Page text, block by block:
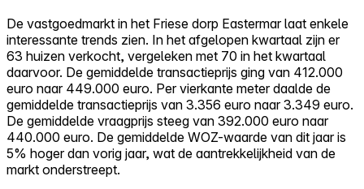
Alles-in-één
Reviews
Prijzen
Log in
Probeer Walter gratis
De vastgoedmarkt in het Friese dorp Eastermar laat enkele
interessante trends zien. In het afgelopen kwartaal zijn er
63 huizen verkocht, vergeleken met 70 in het kwartaal
daarvoor. De gemiddelde transactieprijs ging van 412.000
euro naar 449.000 euro. Per vierkante meter daalde de
gemiddelde transactieprijs van 3.356 euro naar 3.349 euro.
De gemiddelde vraagprijs steeg van 392.000 euro naar
440.000 euro. De gemiddelde WOZ-waarde van dit jaar is
5% hoger dan vorig jaar, wat de aantrekkelijkheid van de
markt onderstreept.